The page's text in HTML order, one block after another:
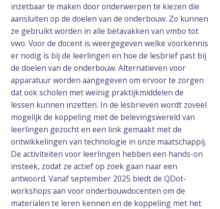
inzetbaar te maken door onderwerpen te kiezen die
aansluiten op de doelen van de onderbouw. Zo kunnen
ze gebruikt worden in alle bètavakken van vmbo tot
vwo. Voor de docent is weergegeven welke voorkennis
er nodig is bij de leerlingen en hoe de lesbrief past bij
de doelen van de onderbouw. Alternatieven voor
apparatuur worden aangegeven om ervoor te zorgen
dat ook scholen met weinig praktijkmiddelen de
lessen kunnen inzetten. In de lesbrieven wordt zoveel
mogelijk de koppeling met de belevingswereld van
leerlingen gezocht en een link gemaakt met de
ontwikkelingen van technologie in onze maatschappij.
De activiteiten voor leerlingen hebben een hands-on
insteek, zodat ze actief op zoek gaan naar een
antwoord. Vanaf september 2025 biedt de QDot-
workshops aan voor onderbouwdocenten om de
materialen te leren kennen en de koppeling met het